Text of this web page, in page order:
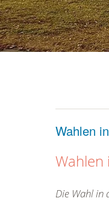
Wahlen
Die Wahl in